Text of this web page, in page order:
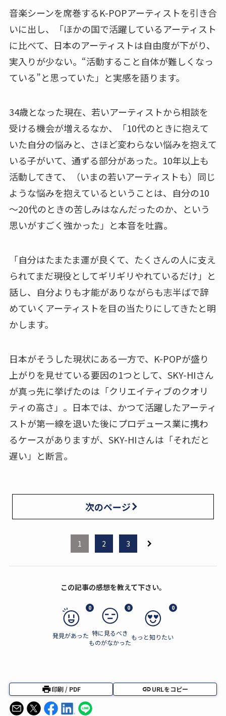
音楽シーンを席巻するK-POPアーティストを引き合
いに出し、「ほかの国で活躍しているアーティスト
に比べて、日本のアーティストは自由度が下がり、
実入りが少ない。“活動すること自体が難しくなっ
ている”と思っていた」と実感を語ります。
34歳となった現在、若いアーティストから相談を
受ける機会が増えるなか、「10代のときに抱えて
いた自分の悩みと、さほど変わらない悩みを抱えて
いる子がいて、通ずる部分があった。10年以上も
活動してきて、（いまの若いアーティストも）同じ
ような悩みを抱えているということは、自分の10
～20代のときの苦しみはなんだったのか、という
思いがすごく強かった」と本音を吐露。
「自分はたまたま運が良くて、たくさんの人に支え
られてまだ現役としてギリギリやれているだけ」と
話し、自分よりも才能がありながらも志半ばで辞
めていくアーティストを目の当たりにしてきたと明
かします。
日本がそうした現状にある一方で、K-POPが盛り
上がりを見せている要因の1つとして、SKY-HIさん
が真っ先に挙げたのは「クリエイティブのクオリ
ティの高さ」。日本では、かつて活躍したアーティ
ストが第一線を退いた後にプロデュース業に携わ
るケースがありますが、SKY-HIさんは「それだと
遅い」と断言。
次のページ
1 2 3
この記事の感想を教えて下さい。
0
発見があった
0
特に見るべき
ものがなかった
0
もっと知りたい
印刷 / PDF URLをコピー